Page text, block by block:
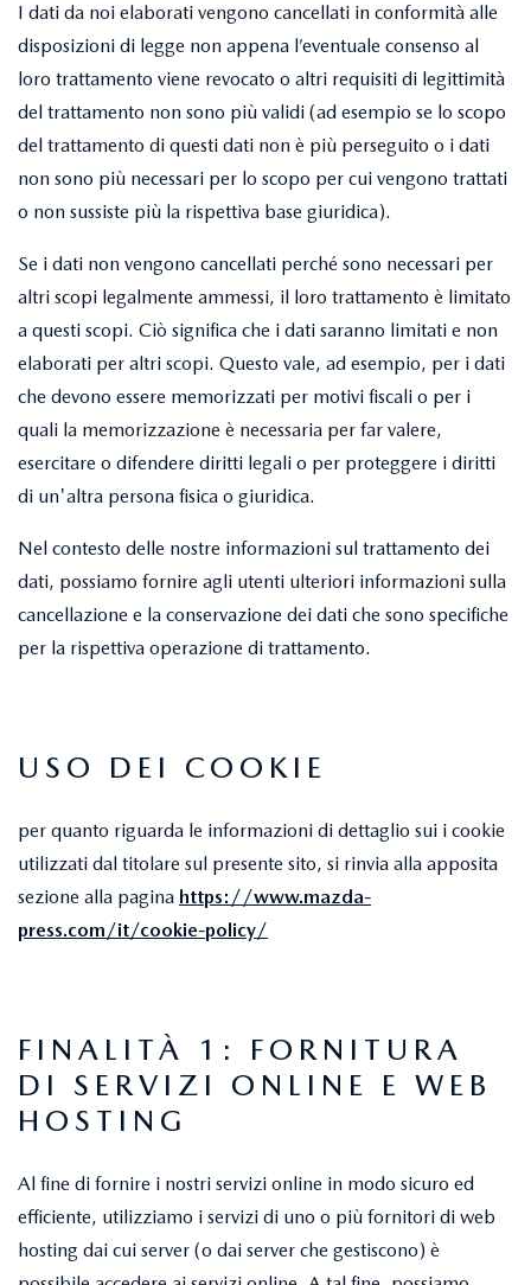
I dati da noi elaborati vengono cancellati in conformità alle
disposizioni di legge non appena l’eventuale consenso al
loro trattamento viene revocato o altri requisiti di legittimità
del trattamento non sono più validi (ad esempio se lo scopo
del trattamento di questi dati non è più perseguito o i dati
non sono più necessari per lo scopo per cui vengono trattati
o non sussiste più la rispettiva base giuridica).
Se i dati non vengono cancellati perché sono necessari per
altri scopi legalmente ammessi, il loro trattamento è limitato
a questi scopi. Ciò significa che i dati saranno limitati e non
elaborati per altri scopi. Questo vale, ad esempio, per i dati
che devono essere memorizzati per motivi fiscali o per i
quali la memorizzazione è necessaria per far valere,
esercitare o difendere diritti legali o per proteggere i diritti
di un'altra persona fisica o giuridica.
Nel contesto delle nostre informazioni sul trattamento dei
dati, possiamo fornire agli utenti ulteriori informazioni sulla
cancellazione e la conservazione dei dati che sono specifiche
per la rispettiva operazione di trattamento.
USO DEI COOKIE
per quanto riguarda le informazioni di dettaglio sui i cookie
utilizzati dal titolare sul presente sito, si rinvia alla apposita
sezione alla pagina https://www.mazda-
press.com/it/cookie-policy/
FINALITÀ 1: FORNITURA
DI SERVIZI ONLINE E WEB
HOSTING
Al fine di fornire i nostri servizi online in modo sicuro ed
efficiente, utilizziamo i servizi di uno o più fornitori di web
hosting dai cui server (o dai server che gestiscono) è